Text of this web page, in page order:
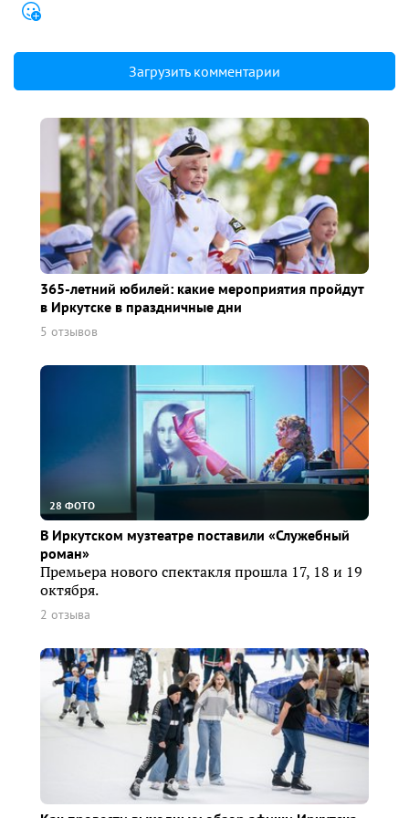
Загрузить комментарии
365-летний юбилей: какие мероприятия пройдут
в Иркутске в праздничные дни
5 отзывов
28 ФОТО
В Иркутском музтеатре поставили «Служебный
роман»
Премьера нового спектакля прошла 17, 18 и 19
октября.
2 отзыва